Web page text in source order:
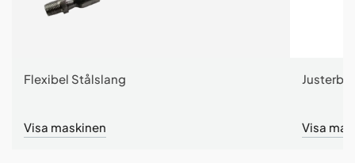
Flexibel Stålslang
Visa maskinen Visa